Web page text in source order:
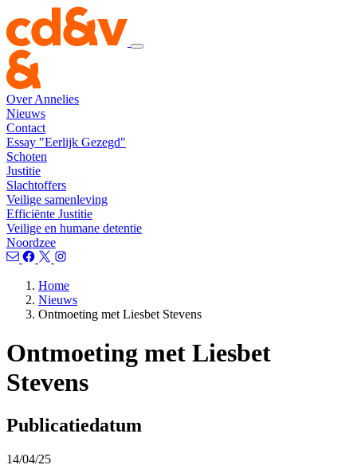
Over Annelies
Nieuws
Contact
Essay "Eerlijk Gezegd"
Schoten
Justitie
Slachtoffers
Veilige samenleving
Efficiënte Justitie
Veilige en humane detentie
Noordzee
Home
Nieuws
Ontmoeting met Liesbet Stevens
Ontmoeting met Liesbet
Stevens
Publicatiedatum
14/04/25